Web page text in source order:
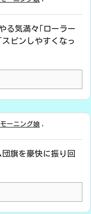
る気満々｢ローラー
ピンしやすくなっ
モーニング娘 ,
旗を豪快に振り回